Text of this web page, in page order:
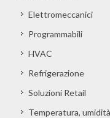
Elettromeccanici
Programmabili
HVAC
Refrigerazione
Soluzioni Retail
Temperatura,